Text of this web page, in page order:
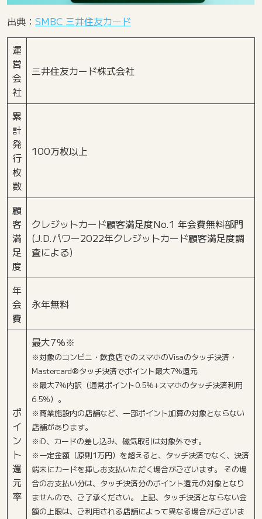
出典： SMBC 三井住友カード
運
営
会
社
三井住友カード株式会社
累
計
発
行
枚
数
100万枚以上
顧
客
満
足
度
クレジットカード顧客満足度No.1 年会費無料部門
(J.D.パワー2022年クレジットカード顧客満足度調
査による)
年
会
費
永年無料
ポ
イ
ン
ト
還
元
率
最大7％※
※対象のコンビニ・飲食店でのスマホのVisaのタッチ決済・
Mastercard®タッチ決済でポイント最大7％還元
※最大7％内訳（通常ポイント0.5％+スマホのタッチ決済利用
6.5％）。
※商業施設内の店舗など、一部ポイント加算の対象とならない
店舗があります。
※iD、カードの差し込み、磁気取引は対象外です。
※一定金額（原則1万円）を超えると、タッチ決済でなく、決済
端末にカードを挿しお支払いただく場合がございます。 その場
合のお支払い分は、タッチ決済分のポイント還元の対象となり
ませんので、ご了承ください。 上記、タッチ決済とならない金
額の上限は、ご利用される店舗によって異なる場合がございま